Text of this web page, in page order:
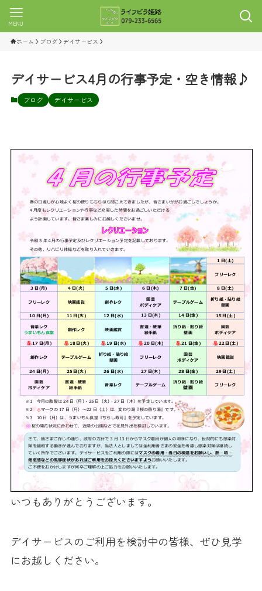
MENU
ホーム ブログ デイサービス
デイサービス4月の行事予定・空き情報♪
ブログ デイサービス
いつもありがとうございます。
デイサービスのご利用を検討中の皆様、ぜひ見学
にお越しください。